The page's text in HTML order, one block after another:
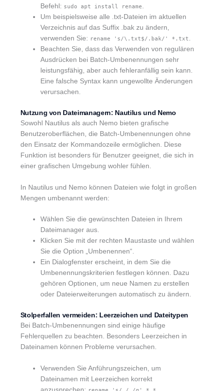
Befehl: sudo apt install rename.
Um beispielsweise alle .txt-Dateien im aktuellen
Verzeichnis auf das Suffix .bak zu ändern,
verwenden Sie: rename 's/\.txt$/.bak/' *.txt.
Beachten Sie, dass das Verwenden von regulären
Ausdrücken bei Batch-Umbenennungen sehr
leistungsfähig, aber auch fehleranfällig sein kann.
Eine falsche Syntax kann ungewollte Änderungen
verursachen.
Nutzung von Dateimanagern: Nautilus und Nemo
Sowohl Nautilus als auch Nemo bieten grafische
Benutzeroberflächen, die Batch-Umbenennungen ohne
den Einsatz der Kommandozeile ermöglichen. Diese
Funktion ist besonders für Benutzer geeignet, die sich in
einer grafischen Umgebung wohler fühlen.
In Nautilus und Nemo können Dateien wie folgt in großen
Mengen umbenannt werden:
Wählen Sie die gewünschten Dateien in Ihrem
Dateimanager aus.
Klicken Sie mit der rechten Maustaste und wählen
Sie die Option „Umbenennen“.
Ein Dialogfenster erscheint, in dem Sie die
Umbenennungskriterien festlegen können. Dazu
gehören Optionen, um neue Namen zu erstellen
oder Dateierweiterungen automatisch zu ändern.
Stolperfallen vermeiden: Leerzeichen und Dateitypen
Bei Batch-Umbenennungen sind einige häufige
Fehlerquellen zu beachten. Besonders Leerzeichen in
Dateinamen können Probleme verursachen.
Verwenden Sie Anführungszeichen, um
Dateinamen mit Leerzeichen korrekt